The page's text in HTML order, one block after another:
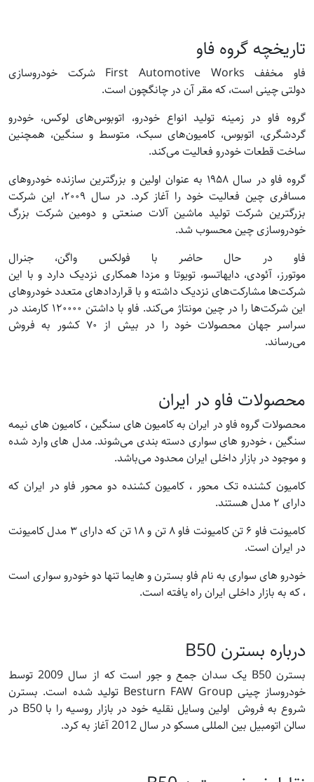
تاریخچه گروه فاو
فاو مخفف First Automotive Works شرکت خودروسازی
دولتی چینی است، که مقر آن در چانگچون است.
گروه فاو در زمینه تولید انواع خودرو، اتوبوس‌های لوکس، خودرو
گردشگری، اتوبوس، کامیون‌های سبک، متوسط و سنگین، همچنین
ساخت قطعات خودرو فعالیت می‌کند.
گروه فاو در سال ۱۹۵۸ به عنوان اولین و بزرگترین سازنده خودروهای
مسافری چین فعالیت خود را آغاز کرد. در سال ۲۰۰۹، این شرکت
بزرگترین شرکت تولید ماشین آلات صنعتی و دومین شرکت بزرگ
خودروسازی چین محسوب شد.
فاو در حال حاضر با فولکس واگن، جنرال
موتورز، آئودی، دایهاتسو، تویوتا و مزدا همکاری نزدیک دارد و با این
شرکت‌ها مشارکت‌های نزدیک داشته و با قراردادهای متعدد خودروهای
این شرکت‌ها را در چین مونتاژ می‌کند. فاو با داشتن ۱۲۰۰۰۰ کارمند در
سراسر جهان محصولات خود را در بیش از ۷۰ کشور به فروش
می‌رساند.
محصولات فاو در ایران
محصولات گروه فاو در ایران به کامیون های سنگین ، کامیون های نیمه
سنگین ، خودرو های سواری دسته بندی می‌شوند. مدل های وارد شده
و موجود در بازار داخلی ایران محدود می‌باشد.
کامیون کشنده تک محور ، کامیون کشنده دو محور فاو در ایران که
دارای ۲ مدل هستند.
کامیونت فاو ۶ تن کامیونت فاو ۸ تن و ۱۸ تن که دارای ۳ مدل کامیونت
در ایران است.
خودرو های سواری به نام فاو بسترن و هایما تنها دو خودرو سواری است
، که به بازار داخلی ایران راه یافته است.
درباره بسترن B50
بسترن B50 یک سدان جمع و جور است که از سال 2009 توسط
خودروساز چینی Besturn FAW Group تولید شده است. بسترن
شروع به فروش اولین وسایل نقلیه خود در بازار روسیه را با B50 در
سالن اتومبیل بین المللی مسکو در سال 2012 آغاز به کرد.